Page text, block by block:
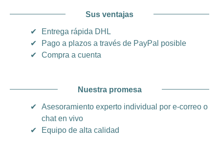
Sus ventajas
✔
Entrega rápida DHL
✔
Pago a plazos a través de PayPal posible
✔
Compra a cuenta
Nuestra promesa
✔
Asesoramiento experto individual por e-correo o
chat en vivo
✔
Equipo de alta calidad